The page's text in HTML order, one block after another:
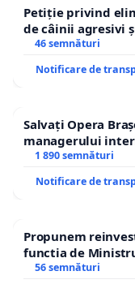
Petiție privind
de câinii agresivi
46 semnături
Notificare de
Salvați Opera
managerului
1 890 semnături
Notificare de
Propunem
functia de
56 semnături